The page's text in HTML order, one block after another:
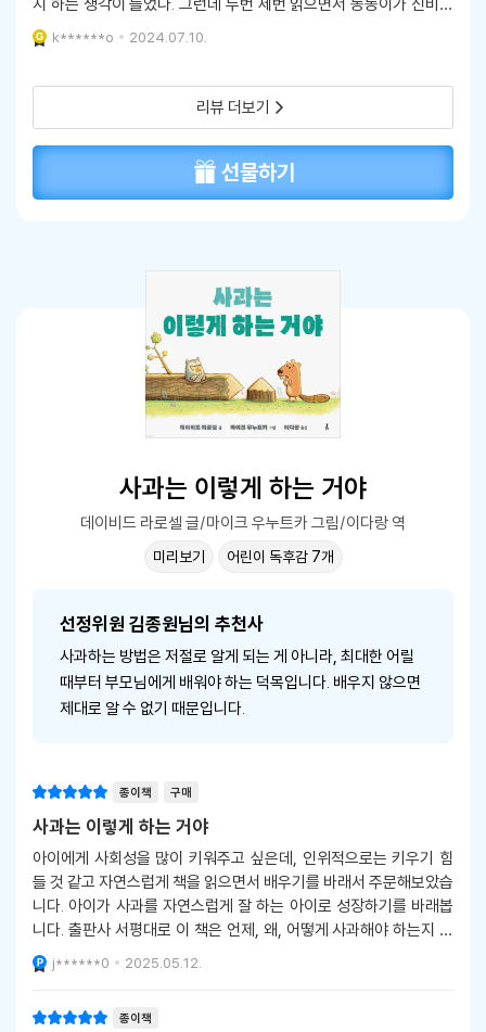
알사탕을 통해 주변의 존재들로부터 속마음을 듣게 되는 마법같은 이
야기를 담고 있는 따뜻한 성장이야기
k******o 2024.07.10.
리뷰 더보기
선물하기
사과는 이렇게 하는 거야
데이비드 라로셀 글/마이크 우누트카 그림/이다랑 역
미리보기 어린이 독후감 7개
선정위원 김종원님의 추천사
사과하는 방법은 저절로 알게 되는 게 아니라, 최대한 어릴
때부터 부모님에게 배워야 하는 덕목입니다. 배우지 않으면
제대로 알 수 없기 때문입니다.
종이책 구매
사과는 이렇게 하는 거야
아이에게 사회성을 많이 키워주고 싶은데, 인위적으로는 키우기 힘
들 것 같고 자연스럽게 책을 읽으면서 배우기를 바래서 주문해보았습
니다. 아이가 사과를 자연스럽게 잘 하는 아이로 성장하기를 바래봅
니다. 출판사 서평대로 이 책은 언제, 왜, 어떻게 사과해야 하는지 알
려주는 실용적인 꿀팁 그림책이랍니다.
j******0 2025.05.12.
종이책